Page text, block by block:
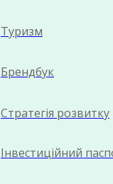
Туризм
Брендбук
Стратегія розвитку
Інвестиційний